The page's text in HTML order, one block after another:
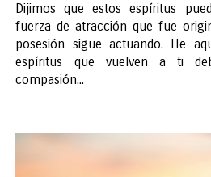
Dijimos que estos espíritus
fuerza de atracción que fue
posesión sigue actuando. He
espíritus que vuelven a ti
compasión...